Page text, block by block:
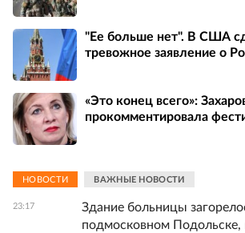
"Ее больше нет". В США
тревожное заявление о
«Это конец всего»:
прокомментировала
НОВОСТИ ВАЖНЫЕ НОВОСТИ
23:17
Здание больницы
подмосковном